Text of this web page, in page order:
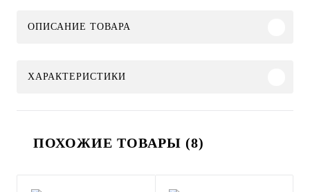
ОПИСАНИЕ ТОВАРА
ХАРАКТЕРИСТИКИ
ПОХОЖИЕ ТОВАРЫ (8)